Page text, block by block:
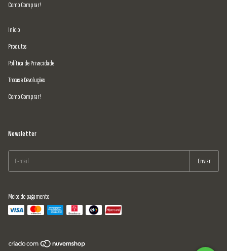
Como Comprar!
Início
Produtos
Política de Privacidade
Trocas e Devoluções
Como Comprar!
Newsletter
Meios de pagamento